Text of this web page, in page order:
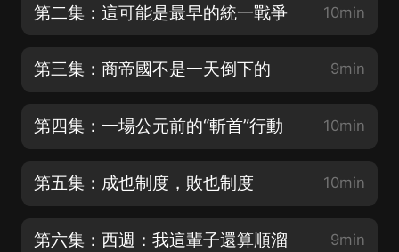
第二集：這可能是最早的統一戰爭 10min
第三集：商帝國不是一天倒下的 9min
第四集：一場公元前的“斬首”行動 10min
第五集：成也制度，敗也制度 10min
第六集：西週：我這輩子還算順溜 9min